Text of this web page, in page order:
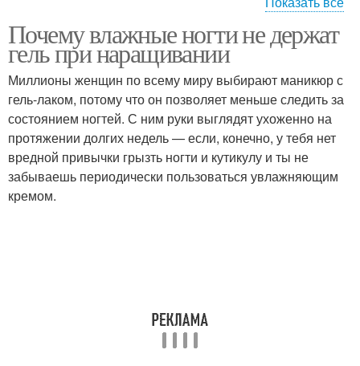
Нарощенные гели Гель для наращивания
Гель для ногтей
Почему влажные ногти не держат
гель при наращивании
Миллионы женщин по всему миру выбирают маникюр с
гель-лаком, потому что он позволяет меньше следить за
состоянием ногтей. С ним руки выглядят ухоженно на
протяжении долгих недель — если, конечно, у тебя нет
вредной привычки грызть ногти и кутикулу и ты не
забываешь периодически пользоваться увлажняющим
кремом.